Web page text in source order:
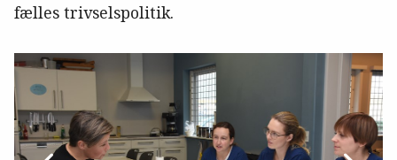
fælles trivselspolitik.